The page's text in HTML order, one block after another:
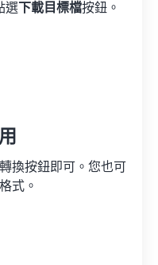
選 下載目標檔按鈕。
換按鈕即可。您也可
式。